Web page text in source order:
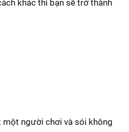
khác thì bạn sẽ trở thành
người chơi và sói không